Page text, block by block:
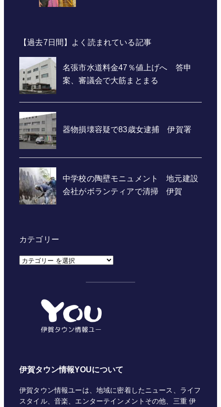
【過去7日間】よく読まれている記事
カテゴリー
カ
伊賀タウン情報YOUについて
伊賀タウン情報ユーは、地域に密着したニュース、ライフ
スタイル、音楽、エンターテインメントその他、三重 伊